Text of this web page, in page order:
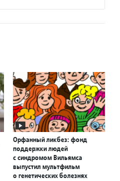
Орфанный ликбез: фонд
поддержки людей
с синдромом Вильямса
выпустил мультфильм
о генетических болезнях